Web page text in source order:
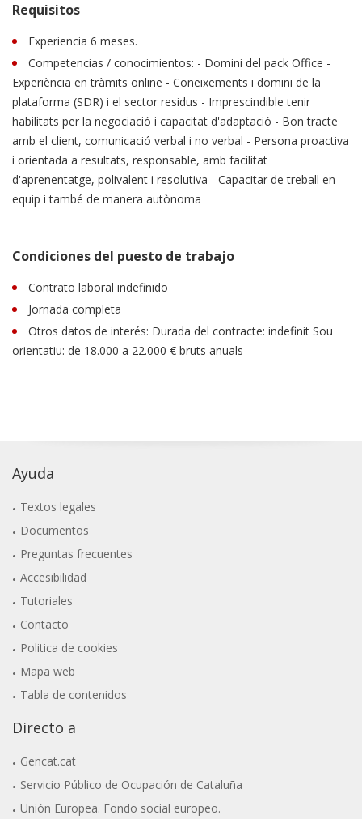
Requisitos
Experiencia 6 meses.
Competencias / conocimientos: - Domini del pack Office -
Experiència en tràmits online - Coneixements i domini de la
plataforma (SDR) i el sector residus - Imprescindible tenir
habilitats per la negociació i capacitat d'adaptació - Bon tracte
amb el client, comunicació verbal i no verbal - Persona proactiva
i orientada a resultats, responsable, amb facilitat
d'aprenentatge, polivalent i resolutiva - Capacitar de treball en
equip i també de manera autònoma
Condiciones del puesto de trabajo
Contrato laboral indefinido
Jornada completa
Otros datos de interés: Durada del contracte: indefinit Sou
orientatiu: de 18.000 a 22.000 € bruts anuals
Ayuda
Textos legales
Documentos
Preguntas frecuentes
Accesibilidad
Tutoriales
Contacto
Politica de cookies
Mapa web
Tabla de contenidos
Directo a
Gencat.cat
Servicio Público de Ocupación de Cataluña
Unión Europea. Fondo social europeo.